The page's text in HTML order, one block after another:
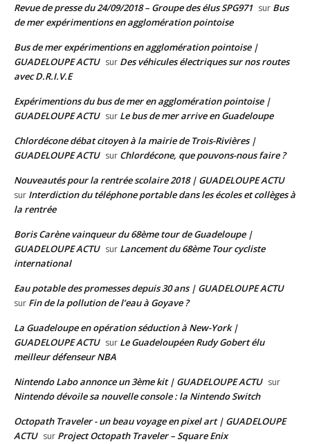
Revue de presse du 24/09/2018 – Groupe des élus SPG971 sur Bus
de mer expérimentions en agglomération pointoise
Bus de mer expérimentions en agglomération pointoise |
GUADELOUPE ACTU sur Des véhicules électriques sur nos routes
avec D.R.I.V.E
Expérimentions du bus de mer en agglomération pointoise |
GUADELOUPE ACTU sur Le bus de mer arrive en Guadeloupe
Chlordécone débat citoyen à la mairie de Trois-Rivières |
GUADELOUPE ACTU sur Chlordécone, que pouvons-nous faire ?
Nouveautés pour la rentrée scolaire 2018 | GUADELOUPE ACTU
sur Interdiction du téléphone portable dans les écoles et collèges à
la rentrée
Boris Carène vainqueur du 68ème tour de Guadeloupe |
GUADELOUPE ACTU sur Lancement du 68ème Tour cycliste
international
Eau potable des promesses depuis 30 ans | GUADELOUPE ACTU
sur Fin de la pollution de l’eau à Goyave ?
La Guadeloupe en opération séduction à New-York |
GUADELOUPE ACTU sur Le Guadeloupéen Rudy Gobert élu
meilleur défenseur NBA
Nintendo Labo annonce un 3ème kit | GUADELOUPE ACTU sur
Nintendo dévoile sa nouvelle console : la Nintendo Switch
Octopath Traveler - un beau voyage en pixel art | GUADELOUPE
ACTU sur Project Octopath Traveler – Square Enix